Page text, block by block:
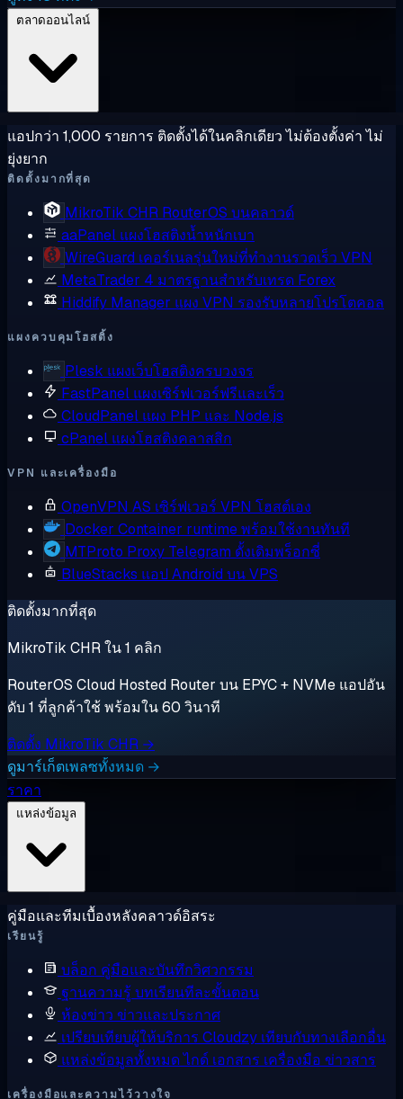
แอปกว่า 1,000 รายการ ติดตั้งได้ในคลิกเดียว ไม่ต้องตั้งค่า ไม่
ยุ่งยาก
ติดตั้งมากที่สุด
MikroTik CHR RouterOS บนคลาวด์
aaPanel แผงโฮสติงน้ำหนักเบา
WireGuard เคอร์เนลรุ่นใหม่ที่ทำงานรวดเร็ว VPN
MetaTrader 4 มาตรฐานสำหรับเทรด Forex
Hiddify Manager แผง VPN รองรับหลายโปรโตคอล
แผงควบคุมโฮสติ้ง
Plesk แผงเว็บโฮสติงครบวงจร
FastPanel แผงเซิร์ฟเวอร์ฟรีและเร็ว
CloudPanel แผง PHP และ Node.js
cPanel แผงโฮสติงคลาสสิก
VPN และเครื่องมือ
OpenVPN AS เซิร์ฟเวอร์ VPN โฮสต์เอง
Docker Container runtime พร้อมใช้งานทันที
MTProto Proxy Telegram ดั้งเดิมพร็อกซี่
BlueStacks แอป Android บน VPS
ติดตั้งมากที่สุด
MikroTik CHR ใน 1 คลิก
RouterOS Cloud Hosted Router บน EPYC + NVMe แอปอัน
ดับ 1 ที่ลูกค้าใช้ พร้อมใน 60 วินาที
ติดตั้ง MikroTik CHR →
ดูมาร์เก็ตเพลซทั้งหมด →
ราคา
คู่มือและทีมเบื้องหลังคลาวด์อิสระ
เรียนรู้
บล็อก คู่มือและบันทึกวิศวกรรม
ฐานความรู้ บทเรียนทีละขั้นตอน
ห้องข่าว ข่าวและประกาศ
เปรียบเทียบผู้ให้บริการ Cloudzy เทียบกับทางเลือกอื่น
แหล่งข้อมูลทั้งหมดไกด์ เอกสาร เครื่องมือ ข่าวสาร
เครื่องมือและความไว้วางใจ